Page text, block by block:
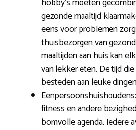
gezonde maaltijd
eens voor problemen
thuisbezorgen van
maaltijden aan huis kan
van lekker eten. De tijd
besteden aan leuke
fitness en andere
bomvolle agenda. Iedere